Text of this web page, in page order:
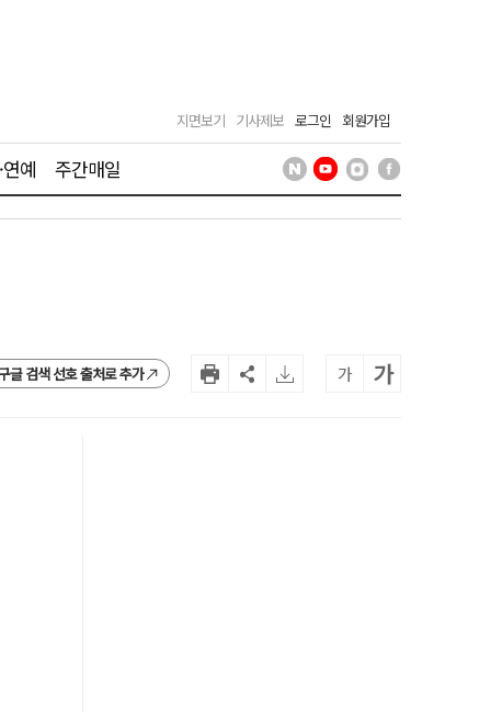
지면보기 기사제보 로그인 회원가입
예 주간매일
글 검색 선호 출처로 추가 가 가